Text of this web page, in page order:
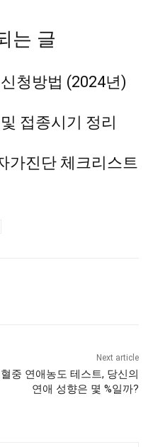
는 글
청방법 (2024년)
접종시기 정리
가진단 체크리스트
Next article
혈중 연애농도 테스트, 당신의
연애 성향은 몇 %일까?